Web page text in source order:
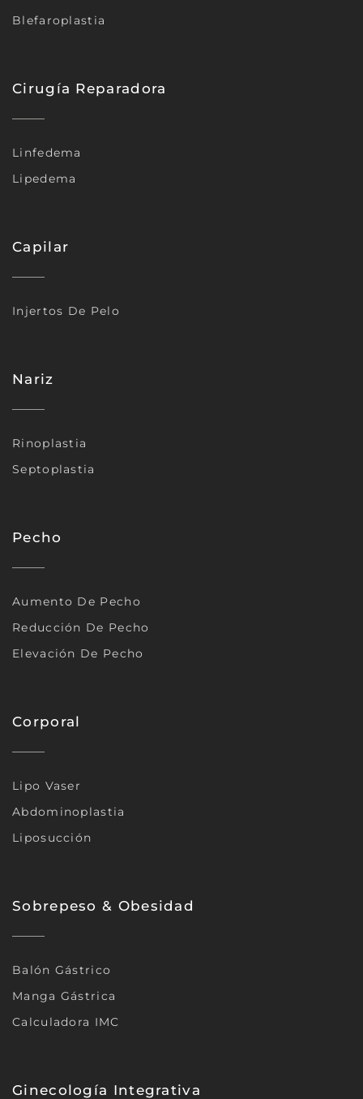
Blefaroplastia
Cirugía Reparadora
Linfedema
Lipedema
Capilar
Injertos De Pelo
Nariz
Rinoplastia
Septoplastia
Pecho
Aumento De Pecho
Reducción De Pecho
Elevación De Pecho
Corporal
Lipo Vaser
Abdominoplastia
Liposucción
Sobrepeso & Obesidad
Balón Gástrico
Manga Gástrica
Calculadora IMC
Ginecología Integrativa